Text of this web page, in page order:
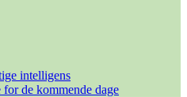
intelligens
de kommende dage